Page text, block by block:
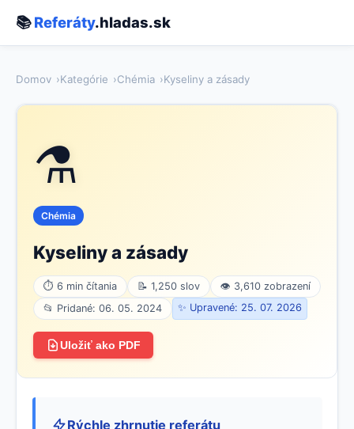
📚Referáty.hladas.sk
Domov Kategórie Chémia Kyseliny a zásady
⚗️
Chémia
Kyseliny a zásady
⏱ 6 min čítania 📝 1,250 slov
👁 3,610 zobrazení
📂 Pridané: 06. 05. 2024
✨ Upravené: 25. 07. 2026
Uložiť ako PDF
Rýchle zhrnutie referátu